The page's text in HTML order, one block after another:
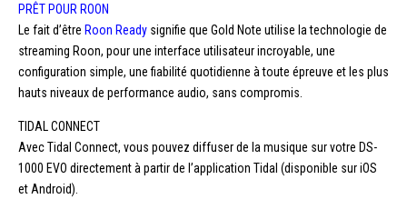
PRÊT POUR ROON
Le fait d’être Roon Ready signifie que Gold Note utilise la technologie de
streaming Roon, pour une interface utilisateur incroyable, une
configuration simple, une fiabilité quotidienne à toute épreuve et les plus
hauts niveaux de performance audio, sans compromis.
TIDAL CONNECT
Avec Tidal Connect, vous pouvez diffuser de la musique sur votre DS-
1000 EVO directement à partir de l’application Tidal (disponible sur iOS
et Android).